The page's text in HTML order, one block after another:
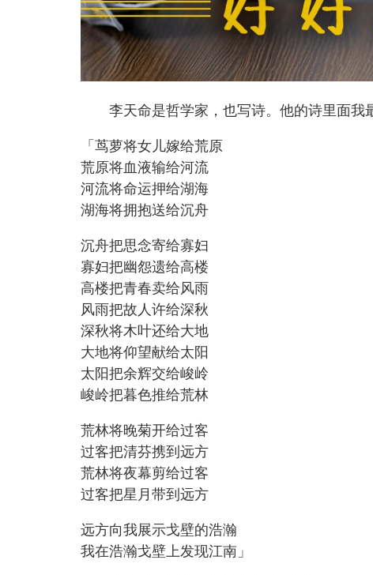
李天命是哲学家，也写诗。他的诗里面我
「茑萝将女儿嫁给荒原
荒原将血液输给河流
河流将命运押给湖海
湖海将拥抱送给沉舟
沉舟把思念寄给寡妇
寡妇把幽怨遗给高楼
高楼把青春卖给风雨
风雨把故人许给深秋
深秋将木叶还给大地
大地将仰望献给太阳
太阳把余辉交给峻岭
峻岭把暮色推给荒林
荒林将晚菊开给过客
过客把清芬携到远方
荒林将夜幕剪给过客
过客把星月带到远方
远方向我展示戈壁的浩瀚
我在浩瀚戈壁上发现江南」